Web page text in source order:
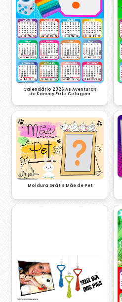
Calendário 2026 As Aventuras
de Sammy Foto Colagem
Moldura Grátis Mãe de Pet